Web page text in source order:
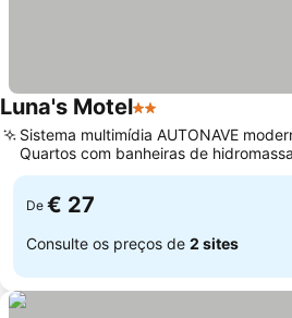
Luna's Motel2 Estrelas
Sistema multimídia AUTONAVE
Quartos com banheiras de
privativas
De € 27
Consulte os preços de 2 sites